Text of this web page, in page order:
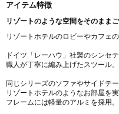
アイテム特徴
リゾートのような空間をそのまま
リゾートホテルのロビーやカフェ
ドイツ「レーハウ」社製のシンセ
職人が丁寧に編み上げたスツール。
同じシリーズのソファやサイドテ
リゾートホテルのようなお部屋を実
フレームには軽量のアルミを採用